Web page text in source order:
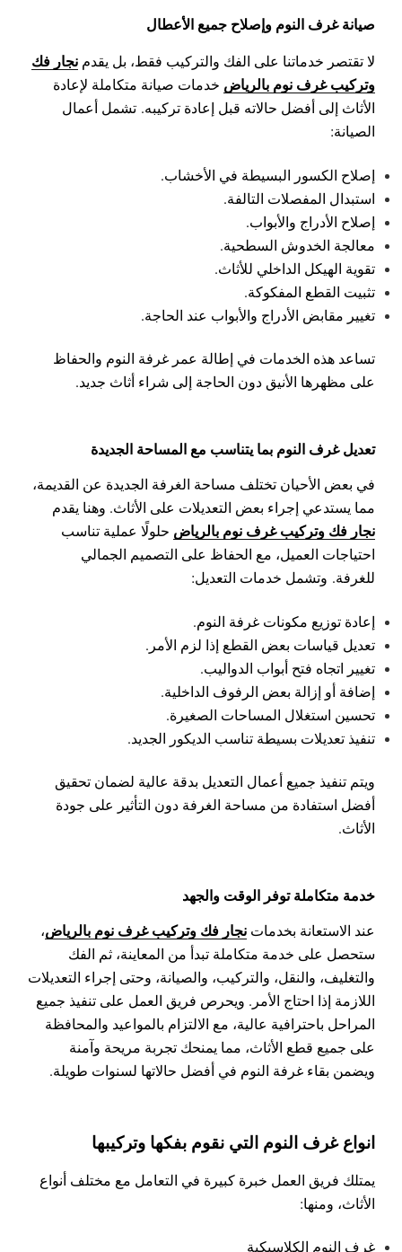
صيانة غرف النوم وإصلاح جميع الأعطال
لا تقتصر خدماتنا على الفك والتركيب فقط، بل يقدم نجار فك
وتركيب غرف نوم بالرياض خدمات صيانة متكاملة لإعادة
الأثاث إلى أفضل حالاته قبل إعادة تركيبه. تشمل أعمال
الصيانة:
إصلاح الكسور البسيطة في الأخشاب.
استبدال المفصلات التالفة.
إصلاح الأدراج والأبواب.
معالجة الخدوش السطحية.
تقوية الهيكل الداخلي للأثاث.
تثبيت القطع المفكوكة.
تغيير مقابض الأدراج والأبواب عند الحاجة.
تساعد هذه الخدمات في إطالة عمر غرفة النوم والحفاظ
على مظهرها الأنيق دون الحاجة إلى شراء أثاث جديد.
تعديل غرف النوم بما يتناسب مع المساحة الجديدة
في بعض الأحيان تختلف مساحة الغرفة الجديدة عن القديمة،
مما يستدعي إجراء بعض التعديلات على الأثاث. وهنا يقدم
نجار فك وتركيب غرف نوم بالرياض حلولًا عملية تناسب
احتياجات العميل، مع الحفاظ على التصميم الجمالي
للغرفة. وتشمل خدمات التعديل:
إعادة توزيع مكونات غرفة النوم.
تعديل قياسات بعض القطع إذا لزم الأمر.
تغيير اتجاه فتح أبواب الدواليب.
إضافة أو إزالة بعض الرفوف الداخلية.
تحسين استغلال المساحات الصغيرة.
تنفيذ تعديلات بسيطة تناسب الديكور الجديد.
ويتم تنفيذ جميع أعمال التعديل بدقة عالية لضمان تحقيق
أفضل استفادة من مساحة الغرفة دون التأثير على جودة
الأثاث.
خدمة متكاملة توفر الوقت والجهد
عند الاستعانة بخدمات نجار فك وتركيب غرف نوم بالرياض،
ستحصل على خدمة متكاملة تبدأ من المعاينة، ثم الفك
والتغليف، والنقل، والتركيب، والصيانة، وحتى إجراء التعديلات
اللازمة إذا احتاج الأمر. ويحرص فريق العمل على تنفيذ جميع
المراحل باحترافية عالية، مع الالتزام بالمواعيد والمحافظة
على جميع قطع الأثاث، مما يمنحك تجربة مريحة وآمنة
ويضمن بقاء غرفة النوم في أفضل حالاتها لسنوات طويلة.
انواع غرف النوم التي نقوم بفكها وتركيبها
يمتلك فريق العمل خبرة كبيرة في التعامل مع مختلف أنواع
الأثاث، ومنها:
غرف النوم الكلاسيكية